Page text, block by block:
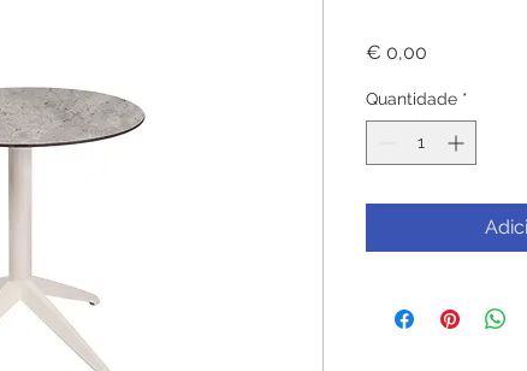
€ 0,00
Quantidade *